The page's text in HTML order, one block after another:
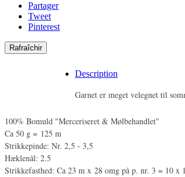
Partager
Tweet
Pinterest
Description
Garnet er meget velegnet til
100% Bomuld "Merceriseret & Mølbehandlet"
Ca 50 g = 125 m
Strikkepinde: Nr. 2,5 - 3,5
Hæklenål: 2.5
Strikkefasthed: Ca 23 m x 28 omg på p. nr. 3 = 10 x